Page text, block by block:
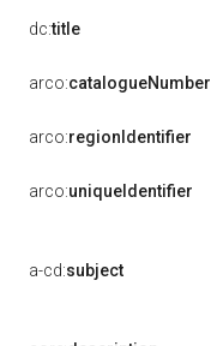
dc:title
arco:catalogueNumber
arco:regionIdentifier
arco:uniqueIdentifier
a-cd:subject